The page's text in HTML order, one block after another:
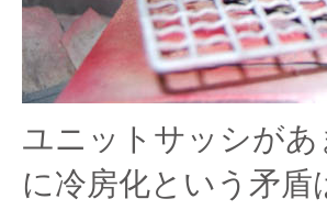
ユニットサッシが
に冷房化という矛盾